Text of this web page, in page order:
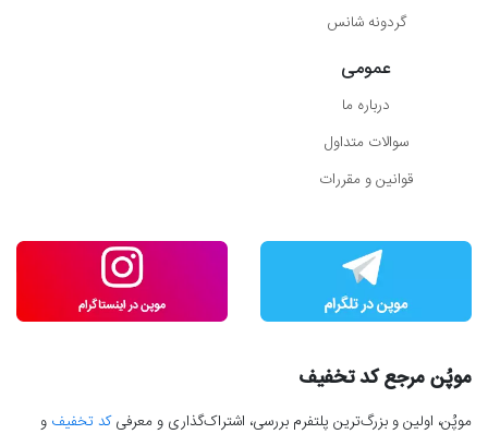
گردونه شانس
عمومی
درباره ما
سوالات متداول
قوانین و مقررات
موپُن مرجع کد تخفیف
موپُن، اولین و بزرگ‌ترین پلتفرم بررسی، اشتراک‌گذاری و معرفیکد تخفیف و